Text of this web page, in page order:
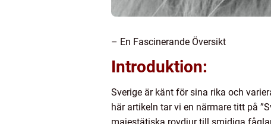
– En Fascinerande Översikt
Introduktion:
Sverige är känt för sina rika och
här artikeln tar vi en närmare titt på